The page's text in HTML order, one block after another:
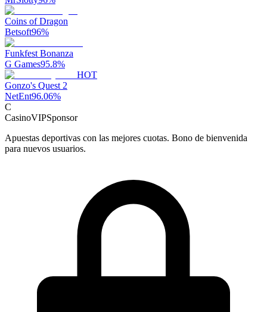
Coins of Dragon
Betsoft96%
Funkfest Bonanza
G Games95.8%
HOT
Gonzo's Quest 2
NetEnt96.06%
C
CasinoVIPSponsor
Apuestas deportivas con las mejores cuotas. Bono de bienvenida
para nuevos usuarios.